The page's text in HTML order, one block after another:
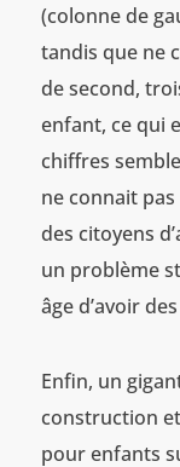
(colonne de
tandis que ne
de second,
enfant, ce qui
chiffres
ne connait
des citoyens
un problème
âge d’avoir
Enfin, un
construction
pour enfants